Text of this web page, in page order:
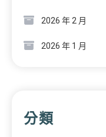
2026 年 2 月
2026 年 1 月
分類